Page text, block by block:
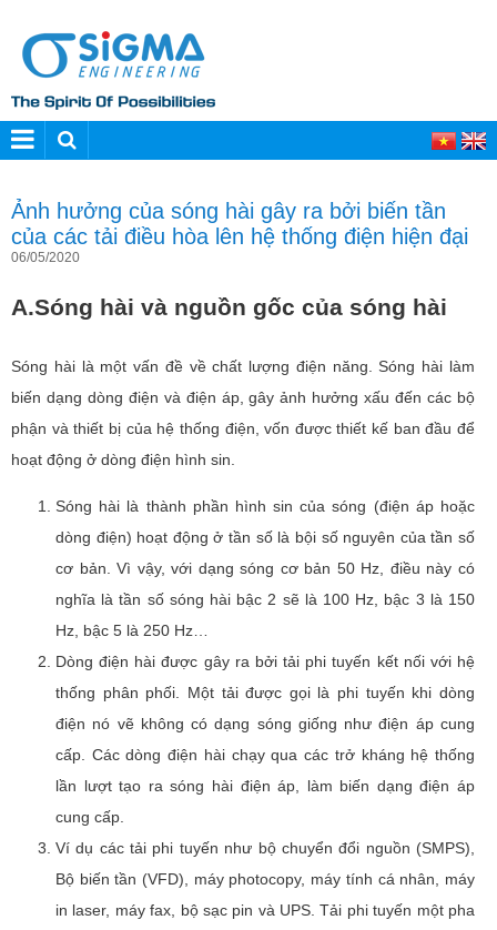
Ảnh hưởng của sóng hài gây ra bởi biến tần
của các tải điều hòa lên hệ thống điện hiện đại
06/05/2020
A.Sóng hài và nguồn gốc của sóng hài
Sóng hài là một vấn đề về chất lượng điện năng. Sóng hài làm
biến dạng dòng điện và điện áp, gây ảnh hưởng xấu đến các bộ
phận và thiết bị của hệ thống điện, vốn được thiết kế ban đầu để
hoạt động ở dòng điện hình sin.
Sóng hài là thành phần hình sin của sóng (điện áp hoặc
dòng điện) hoạt động ở tần số là bội số nguyên của tần số
cơ bản. Vì vậy, với dạng sóng cơ bản 50 Hz, điều này có
nghĩa là tần số sóng hài bậc 2 sẽ là 100 Hz, bậc 3 là 150
Hz, bậc 5 là 250 Hz…
Dòng điện hài được gây ra bởi tải phi tuyến kết nối với hệ
thống phân phối. Một tải được gọi là phi tuyến khi dòng
điện nó vẽ không có dạng sóng giống như điện áp cung
cấp. Các dòng điện hài chạy qua các trở kháng hệ thống
lần lượt tạo ra sóng hài điện áp, làm biến dạng điện áp
cung cấp.
Ví dụ các tải phi tuyến như bộ chuyển đổi nguồn (SMPS),
Bộ biến tần (VFD), máy photocopy, máy tính cá nhân, máy
in laser, máy fax, bộ sạc pin và UPS. Tải phi tuyến một pha